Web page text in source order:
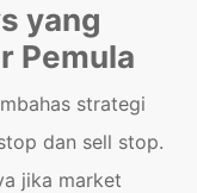
yang
Pemula
strategi
dan sell stop.
jika market